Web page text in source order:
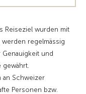
Reiseziel wurden mit
regelmässig
und
gewährt.
an Schweizer
Personen bzw.